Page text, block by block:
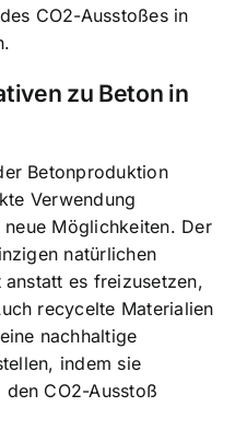
CO2-Ausstoßes in
zu Beton in
Betonproduktion
Verwendung
Möglichkeiten. Der
natürlichen
es freizusetzen,
recycelte Materialien
nachhaltige
indem sie
den CO2-Ausstoß